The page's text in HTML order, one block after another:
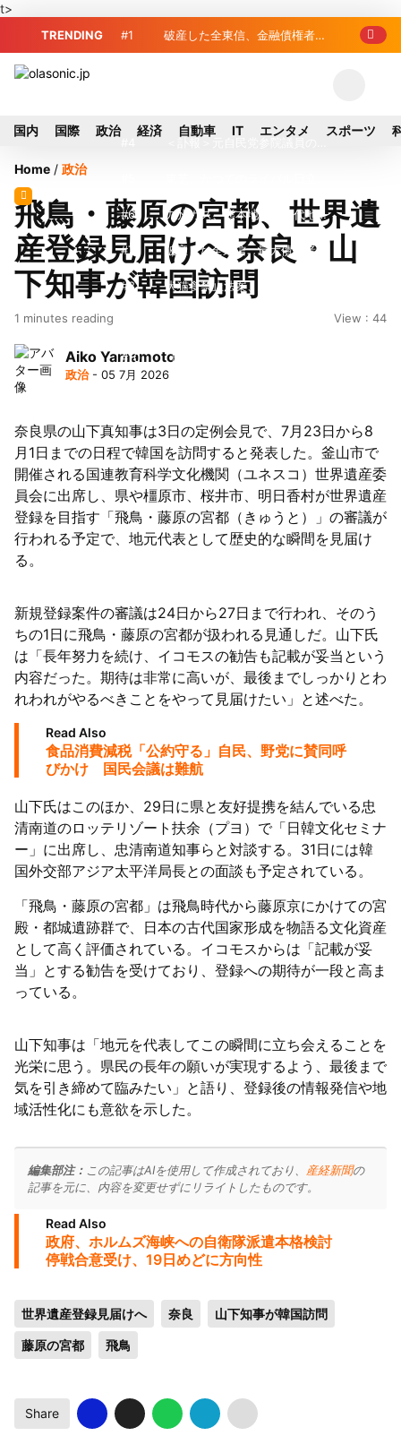
t>
TRENDING #1 破産した全東信、金融債権者リ
の真紀子氏
元社長が取締役に就任—再上場に向け視
界良好
#6 九州ガス、熊本地震で八代地区
のガス供給停止 「2次災害防止」を理
由に
#7 破産した全東信、最大債権者は
近畿産業信組の219億円 地銀やノンバ
#8 犬猫食禁止法案、維新が各党と
「人感センサー搭載ファン付LEDミニラ
#10 破産したカード決済代行大手
63者の負債総額は1151億円
国内 国際 政治 経済 自動車 IT エンタメ スポーツ
Home / 政治
飛鳥・藤原の宮都、世界遺
産登録見届けへ 奈良・山
下知事が韓国訪問
1 minutes reading View : 44
Aiko Yamamoto
政治- 05 7月 2026
奈良県の山下真知事は3日の定例会見で、7月23日から8
月1日までの日程で韓国を訪問すると発表した。釜山市で
開催される国連教育科学文化機関（ユネスコ）世界遺産委
員会に出席し、県や橿原市、桜井市、明日香村が世界遺産
登録を目指す「飛鳥・藤原の宮都（きゅうと）」の審議が
行われる予定で、地元代表として歴史的な瞬間を見届け
る。
新規登録案件の審議は24日から27日まで行われ、そのう
ちの1日に飛鳥・藤原の宮都が扱われる見通しだ。山下氏
は「長年努力を続け、イコモスの勧告も記載が妥当という
内容だった。期待は非常に高いが、最後までしっかりとわ
れわれがやるべきことをやって見届けたい」と述べた。
Read Also
食品消費減税「公約守る」自民、野党に賛同呼
びかけ 国民会議は難航
山下氏はこのほか、29日に県と友好提携を結んでいる忠
清南道のロッテリゾート扶余（プヨ）で「日韓文化セミナ
ー」に出席し、忠清南道知事らと対談する。31日には韓
国外交部アジア太平洋局長との面談も予定されている。
「飛鳥・藤原の宮都」は飛鳥時代から藤原京にかけての宮
殿・都城遺跡群で、日本の古代国家形成を物語る文化資産
として高く評価されている。イコモスからは「記載が妥
当」とする勧告を受けており、登録への期待が一段と高ま
っている。
山下知事は「地元を代表してこの瞬間に立ち会えることを
光栄に思う。県民の長年の願いが実現するよう、最後まで
気を引き締めて臨みたい」と語り、登録後の情報発信や地
域活性化にも意欲を示した。
編集部注： この記事はAIを使用して作成されており、 産経新聞の
記事を元に、内容を変更せずにリライトしたものです。
Read Also
政府、ホルムズ海峡への自衛隊派遣本格検討
停戦合意受け、19日めどに方向性
世界遺産登録見届けへ 奈良 山下知事が韓国訪問
藤原の宮都 飛鳥
Share